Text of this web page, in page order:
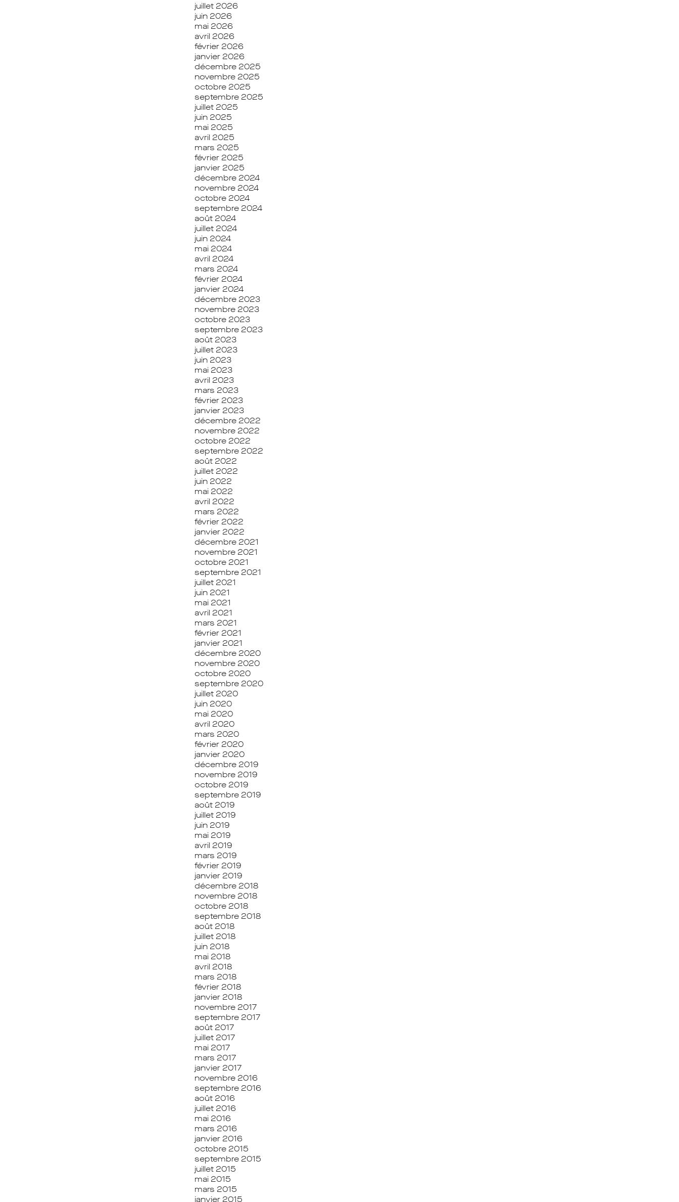
juillet 2026
juin 2026
mai 2026
avril 2026
février 2026
janvier 2026
décembre 2025
novembre 2025
octobre 2025
septembre 2025
juillet 2025
juin 2025
mai 2025
avril 2025
mars 2025
février 2025
janvier 2025
décembre 2024
novembre 2024
octobre 2024
septembre 2024
août 2024
juillet 2024
juin 2024
mai 2024
avril 2024
mars 2024
février 2024
janvier 2024
décembre 2023
novembre 2023
octobre 2023
septembre 2023
août 2023
juillet 2023
juin 2023
mai 2023
avril 2023
mars 2023
février 2023
janvier 2023
décembre 2022
novembre 2022
octobre 2022
septembre 2022
août 2022
juillet 2022
juin 2022
mai 2022
avril 2022
mars 2022
février 2022
janvier 2022
décembre 2021
novembre 2021
octobre 2021
septembre 2021
juillet 2021
juin 2021
mai 2021
avril 2021
mars 2021
février 2021
janvier 2021
décembre 2020
novembre 2020
octobre 2020
septembre 2020
juillet 2020
juin 2020
mai 2020
avril 2020
mars 2020
février 2020
janvier 2020
décembre 2019
novembre 2019
octobre 2019
septembre 2019
août 2019
juillet 2019
juin 2019
mai 2019
avril 2019
mars 2019
février 2019
janvier 2019
décembre 2018
novembre 2018
octobre 2018
septembre 2018
août 2018
juillet 2018
juin 2018
mai 2018
avril 2018
mars 2018
février 2018
janvier 2018
novembre 2017
septembre 2017
août 2017
juillet 2017
mai 2017
mars 2017
janvier 2017
novembre 2016
septembre 2016
août 2016
juillet 2016
mai 2016
mars 2016
janvier 2016
octobre 2015
septembre 2015
juillet 2015
mai 2015
mars 2015
janvier 2015